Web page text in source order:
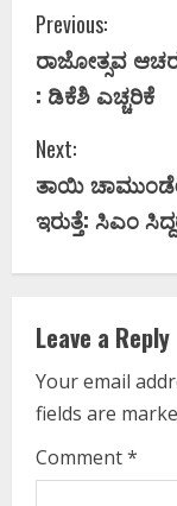
C
o
n
t
i
n
u
e
R
e
Previous:
ರಾಜೋತ್ಸವ
: ಡಿಕೆಶಿ ಎಚ್ಚರಿಕೆ
Next:
ತಾಯಿ
ಇರುತ್ತೆ: ಸಿಎಂ
Leave a Reply
Your email
fields are
Comment*